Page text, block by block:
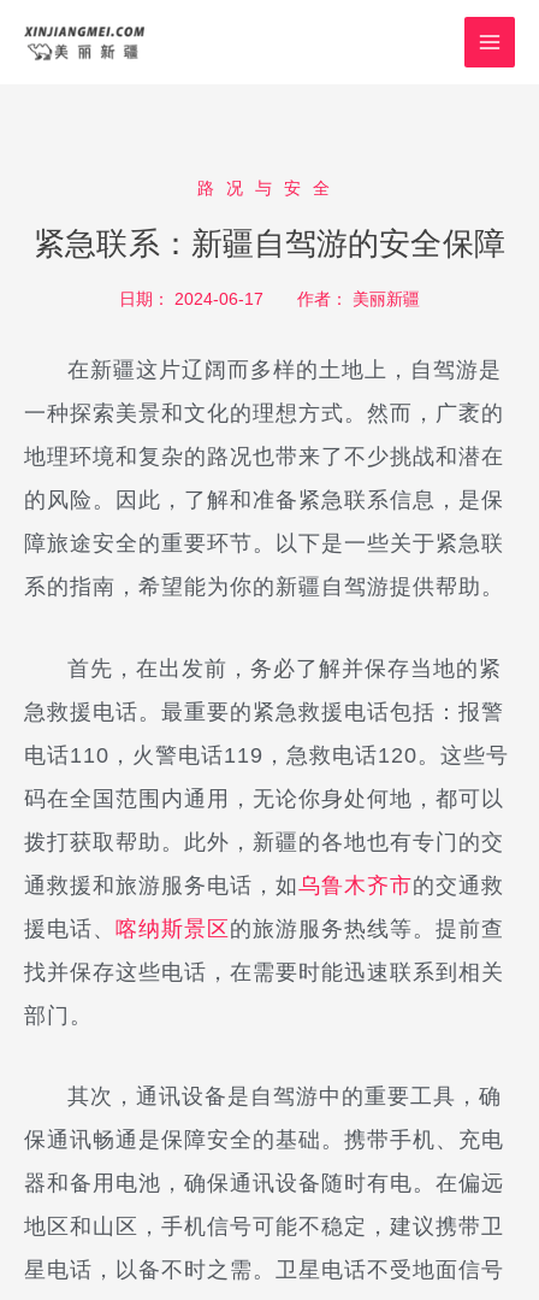
路况与安全
紧急联系：新疆自驾游的安全保障
日期： 2024-06-17 作者： 美丽新疆
在新疆这片辽阔而多样的土地上，自驾游是
一种探索美景和文化的理想方式。然而，广袤的
地理环境和复杂的路况也带来了不少挑战和潜在
的风险。因此，了解和准备紧急联系信息，是保
障旅途安全的重要环节。以下是一些关于紧急联
系的指南，希望能为你的新疆自驾游提供帮助。
首先，在出发前，务必了解并保存当地的紧
急救援电话。最重要的紧急救援电话包括：报警
电话110，火警电话119，急救电话120。这些号
码在全国范围内通用，无论你身处何地，都可以
拨打获取帮助。此外，新疆的各地也有专门的交
通救援和旅游服务电话，如乌鲁木齐市的交通救
援电话、 喀纳斯景区的旅游服务热线等。提前查
找并保存这些电话，在需要时能迅速联系到相关
部门。
其次，通讯设备是自驾游中的重要工具，确
保通讯畅通是保障安全的基础。携带手机、充电
器和备用电池，确保通讯设备随时有电。在偏远
地区和山区，手机信号可能不稳定，建议携带卫
星电话，以备不时之需。卫星电话不受地面信号